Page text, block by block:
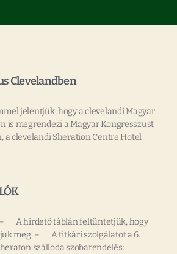
Clevelandben
jelentjük, hogy a clevelandi Magyar
is megrendezi a Magyar Kongresszust
a clevelandi Sheration Centre Hotel
– A hirdető táblán feltüntetjük, hogy
meg. – A titkári szolgálatot a 6.
szálloda szobarendelés: